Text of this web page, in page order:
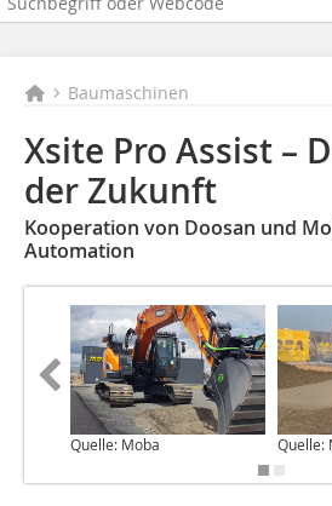
Baumaschinen
Xsite Pro Assist –
der Zukunft
Kooperation von Doosan und
Automation
Quelle: Moba Quelle: